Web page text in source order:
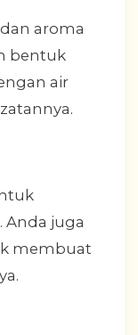
aroma
bentuk
air
juga
membuat